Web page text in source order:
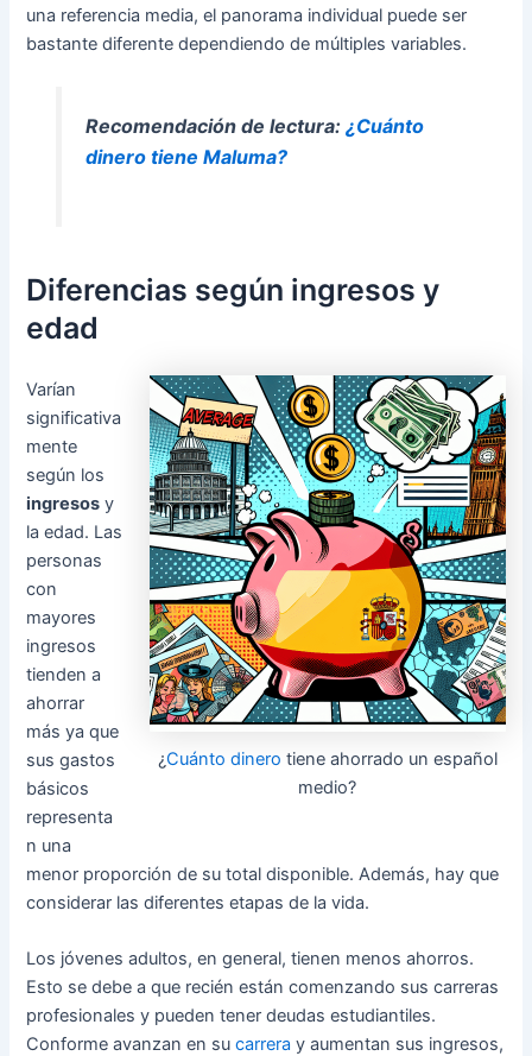
una referencia media, el panorama individual puede ser
bastante diferente dependiendo de múltiples variables.
Recomendación de lectura: ¿Cuánto
dinero tiene Maluma?
Diferencias según ingresos y
edad
¿Cuánto dinero tiene ahorrado un español
medio?
Varían
significativa
mente
según los
ingresos y
la edad. Las
personas
con
mayores
ingresos
tienden a
ahorrar
más ya que
sus gastos
básicos
representa
n una
menor proporción de su total disponible. Además, hay que
considerar las diferentes etapas de la vida.
Los jóvenes adultos, en general, tienen menos ahorros.
Esto se debe a que recién están comenzando sus carreras
profesionales y pueden tener deudas estudiantiles.
Conforme avanzan en sucarrera y aumentan sus ingresos,